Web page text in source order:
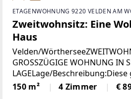
ETAGENWOHNUNG 9220 VELDEN AM
Zweitwohnsitz: Eine
Haus
Velden/
GROSSZÜGIGE WOHNUNG IN
LAGELage/
Wohnung vereint hohen
seltenen
150 m² 4 Zimmer €